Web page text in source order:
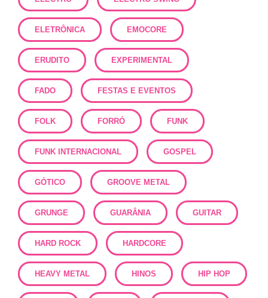
ELETRÔNICA EMOCORE
ERUDITO EXPERIMENTAL
FADO FESTAS E EVENTOS
FOLK FORRÓ FUNK
FUNK INTERNACIONAL GOSPEL
GÓTICO GROOVE METAL
GRUNGE GUARÂNIA GUITAR
HARD ROCK HARDCORE
HEAVY METAL HINOS HIP HOP